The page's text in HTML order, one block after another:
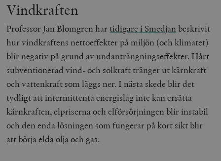
Vindkraften
Professor Jan Blomgren har tidigare i Smedjan beskrivit
hur vindkraftens nettoeffekter på miljön (och klimatet)
blir negativ på grund av undanträngningseffekter. Hårt
subventionerad vind- och solkraft tränger ut kärnkraft
och vattenkraft som läggs ner. I nästa skede blir det
tydligt att intermittenta energislag inte kan ersätta
kärnkraften, elpriserna och elförsörjningen blir instabil
och den enda lösningen som fungerar på kort sikt blir
att börja elda olja och gas.